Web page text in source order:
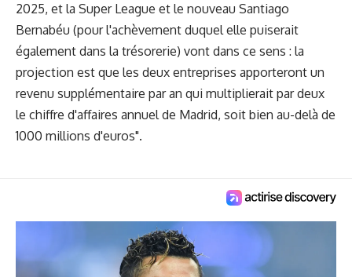
2025, et la Super League et le nouveau Santiago
Bernabéu (pour l'achèvement duquel elle puiserait
également dans la trésorerie) vont dans ce sens : la
projection est que les deux entreprises apporteront un
revenu supplémentaire par an qui multiplierait par deux
le chiffre d'affaires annuel de Madrid, soit bien au-delà de
1000 millions d'euros".